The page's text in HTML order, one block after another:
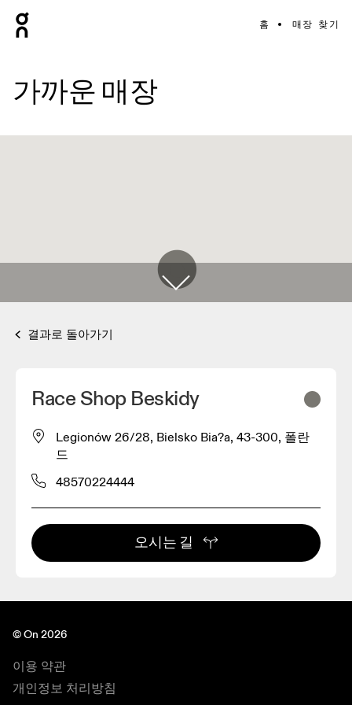
홈 매장 찾기
가까운 매장
결과로 돌아가기
Race Shop Beskidy
Legionów 26/28, Bielsko Bia?a, 43-300, 폴란
드
48570224444
오시는 길
© On 2026
이용 약관
개인정보 처리방침